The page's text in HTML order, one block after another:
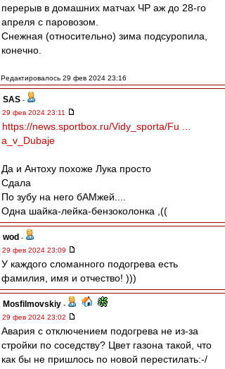
перерыв в домашних матчах ЧР аж до 28-го
апреля с паровозом.
Снежная (относительно) зима подсуропила,
конечно.
Редактировалось 29 фев 2024 23:16
SAS -
29 фев 2024 23:11
https://news.sportbox.ru/Vidy_sporta/Fu ...
a_v_Dubaje
Да и Антоху похоже Лука просто
Сдала
По зубу на него бАМжей....
Одна шайка-лейка-бензоколонка ,((
wod -
29 фев 2024 23:09
У каждого сломанного подогрева есть
фамилия, имя и отчество! )))
Mosfilmovskiy -
29 фев 2024 23:02
Авария с отключением подогрева не из-за
стройки по соседству? Цвет газона такой, что
как бы не пришлось по новой перестилать:-/